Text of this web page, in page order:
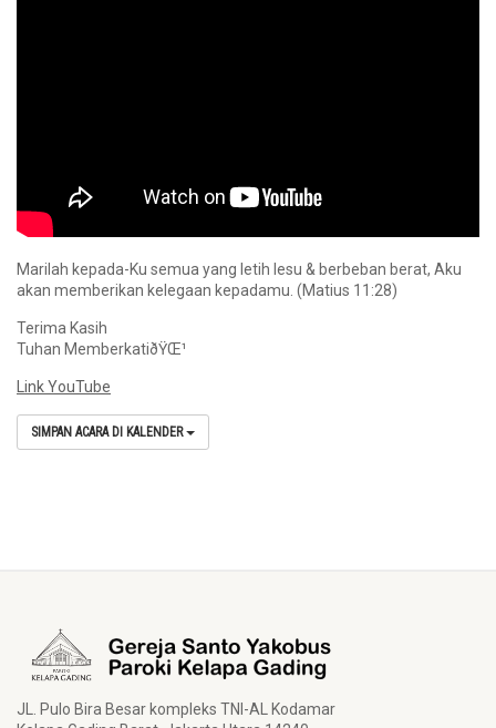
Marilah kepada-Ku semua yang letih lesu & berbeban berat, Aku
akan memberikan kelegaan kepadamu. (Matius 11:28)
Terima Kasih
Tuhan MemberkatiðŸŒ¹
Link YouTube
SIMPAN ACARA DI KALENDER
JL. Pulo Bira Besar kompleks TNI-AL Kodamar